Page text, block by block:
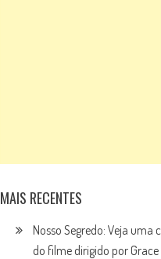
MAIS RECENTES
Nosso Segredo: Veja uma
do filme dirigido por Grace